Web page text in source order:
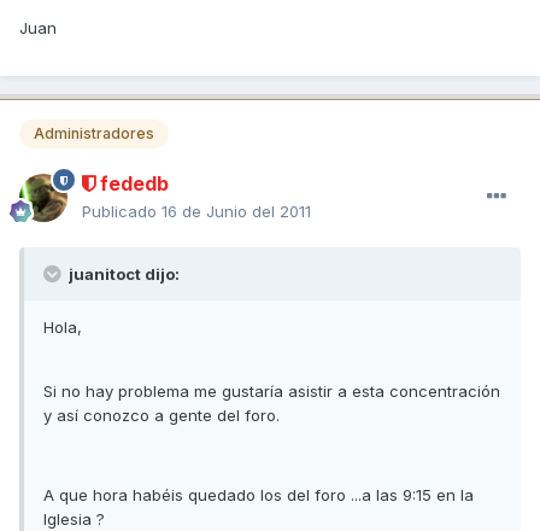
Juan
Administradores
fededb
Publicado 16 de Junio del 2011
juanitoct dijo:
Hola,
Si no hay problema me gustaría asistir a esta concentración
y así conozco a gente del foro.
A que hora habéis quedado los del foro ...a las 9:15 en la
Iglesia ?